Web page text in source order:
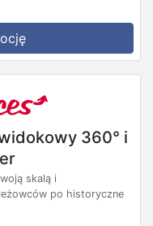
360° i
skalą i
po historyczne